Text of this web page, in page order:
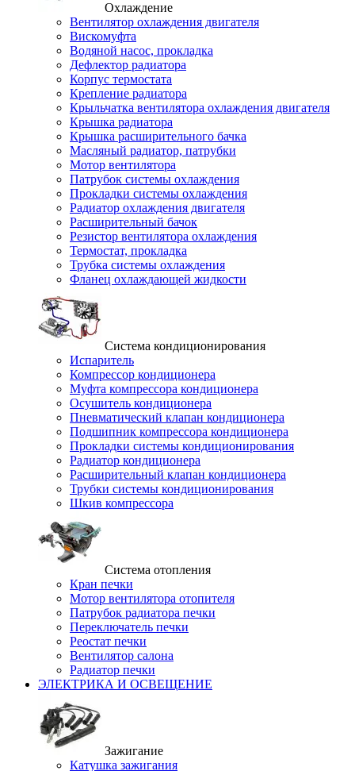
Охлаждение
Вентилятор охлаждения двигателя
Вискомуфта
Водяной насос, прокладка
Дефлектор радиатора
Корпус термостата
Крепление радиатора
Крыльчатка вентилятора охлаждения двигателя
Крышка радиатора
Крышка расширительного бачка
Масляный радиатор, патрубки
Мотор вентилятора
Патрубок системы охлаждения
Прокладки системы охлаждения
Радиатор охлаждения двигателя
Расширительный бачок
Резистор вентилятора охлаждения
Термостат, прокладка
Трубка системы охлаждения
Фланец охлаждающей жидкости
Система кондиционирования
Испаритель
Компрессор кондиционера
Муфта компрессора кондиционера
Осушитель кондиционера
Пневматический клапан кондиционера
Подшипник компрессора кондиционера
Прокладки системы кондиционирования
Радиатор кондиционера
Расширительный клапан кондиционера
Трубки системы кондиционирования
Шкив компрессора
Система отопления
Кран печки
Мотор вентилятора отопителя
Патрубок радиатора печки
Переключатель печки
Реостат печки
Вентилятор салона
Радиатор печки
ЭЛЕКТРИКА И ОСВЕЩЕНИЕ
Зажигание
Катушка зажигания